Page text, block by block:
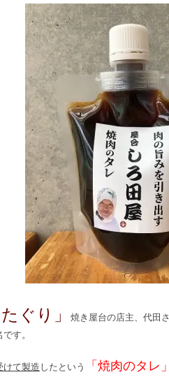
たぐり」
焼き屋台の店主、代田
す。
けて製造 したという 「焼肉のタレ」